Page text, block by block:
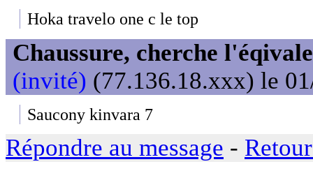
Hoka travelo one c le top
Chaussure, cherche
(invité) (77.136.18.xxx) le
Saucony kinvara 7
Répondre au message -